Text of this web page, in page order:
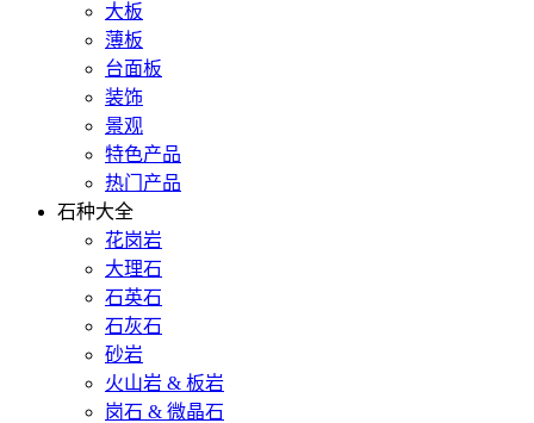
大板
薄板
台面板
装饰
景观
特色产品
热门产品
石种大全
花岗岩
大理石
石英石
石灰石
砂岩
火山岩 & 板岩
岗石 & 微晶石